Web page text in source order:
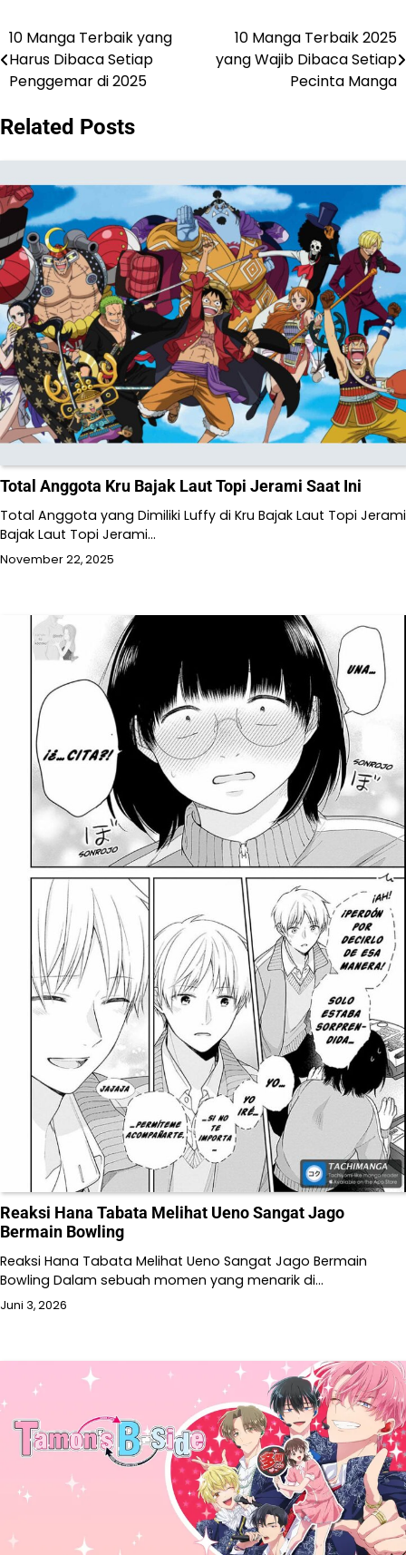
Navigasi
pos
10 Manga Terbaik yang
Harus Dibaca Setiap
Penggemar di 2025
10 Manga Terbaik 2025
yang Wajib Dibaca Setiap
Pecinta Manga
Related Posts
Total Anggota Kru Bajak Laut Topi Jerami Saat Ini
Total Anggota yang Dimiliki Luffy di Kru Bajak Laut Topi Jerami
Bajak Laut Topi Jerami…
November 22, 2025
Reaksi Hana Tabata Melihat Ueno Sangat Jago
Bermain Bowling
Reaksi Hana Tabata Melihat Ueno Sangat Jago Bermain
Bowling Dalam sebuah momen yang menarik di…
Juni 3, 2026